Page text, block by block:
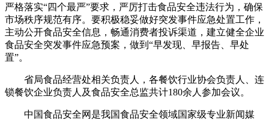
严格落实“四个最严”要求，严厉打击食品安全违法行为，确保
市场秩序规范有序。要积极稳妥做好突发事件应急处置工作，
主动公开食品安全信息，畅通消费者投诉渠道，建立健全企业
食品安全突发事件应急预案，做到“早发现、早报告、早处
置”。
省局食品经营处相关负责人，各餐饮行业协会负责人、连
锁餐饮企业负责人及食品安全总监共计180余人参加会议。
中国食品安全网是我国食品安全领域国家级专业新闻媒